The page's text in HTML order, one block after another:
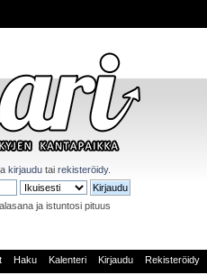
kirjaudu tai rekisteröidy.
ja istuntosi pituus
Haku Kalenteri Kirjaudu Rekisteröidy